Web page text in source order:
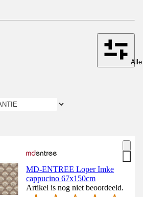
MD-ENTREE Loper Imke
cappucino 67x150cm
Artikel is nog niet beoordeeld.